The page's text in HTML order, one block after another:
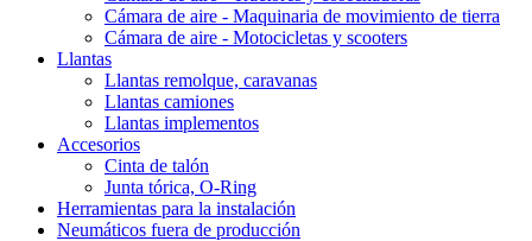
Cámara de aire - Maquinaria de movimiento de tierra
Cámara de aire - Motocicletas y scooters
Llantas
Llantas remolque, caravanas
Llantas camiones
Llantas implementos
Accesorios
Cinta de talón
Junta tórica, O-Ring
Herramientas para la instalación
Neumáticos fuera de producción